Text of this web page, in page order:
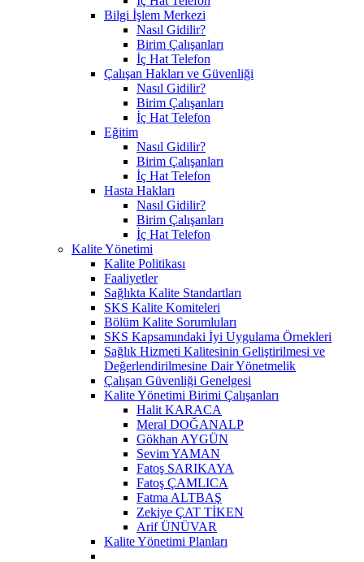
Bilgi İşlem Merkezi
Nasıl Gidilir?
Birim Çalışanları
İç Hat Telefon
Çalışan Hakları ve Güvenliği
Nasıl Gidilir?
Birim Çalışanları
İç Hat Telefon
Eğitim
Nasıl Gidilir?
Birim Çalışanları
İç Hat Telefon
Hasta Hakları
Nasıl Gidilir?
Birim Çalışanları
İç Hat Telefon
Kalite Yönetimi
Kalite Politikası
Faaliyetler
Sağlıkta Kalite Standartları
SKS Kalite Komiteleri
Bölüm Kalite Sorumluları
SKS Kapsamındaki İyi Uygulama Örnekleri
Sağlık Hizmeti Kalitesinin Geliştirilmesi ve
Değerlendirilmesine Dair Yönetmelik
Çalışan Güvenliği Genelgesi
Kalite Yönetimi Birimi Çalışanları
Halit KARACA
Meral DOĞANALP
Gökhan AYGÜN
Sevim YAMAN
Fatoş SARIKAYA
Fatoş ÇAMLICA
Fatma ALTBAŞ
Zekiye ÇAT TİKEN
Arif ÜNÜVAR
Kalite Yönetimi Planları